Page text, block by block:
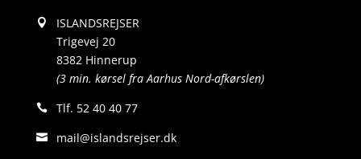
ISLANDSREJSER
Trigevej 20
8382 Hinnerup
(3 min. kørsel fra Aarhus Nord-afkørslen)
Tlf. 52 40 40 77
mail@islandsrejser.dk